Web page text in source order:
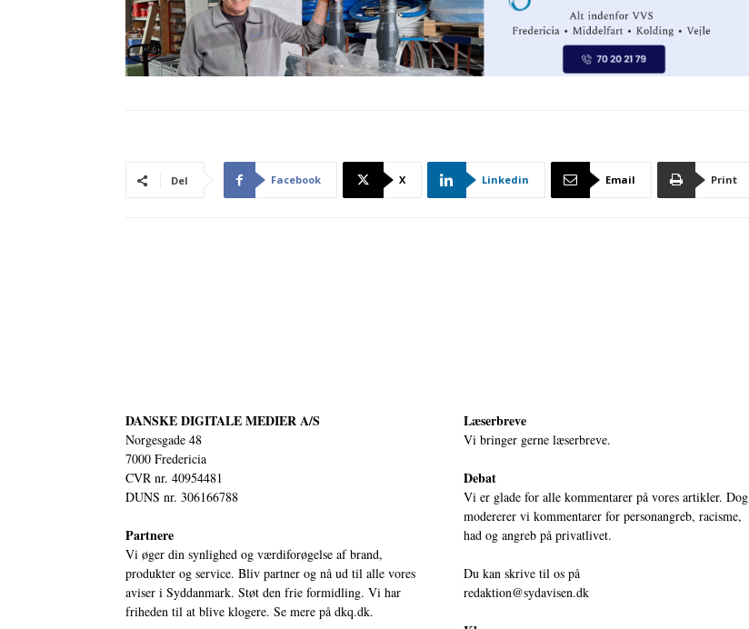
Del Facebook X Linkedin Email Print
DANSKE DIGITALE MEDIER A/S
Norgesgade 48
7000 Fredericia
CVR nr. 40954481
DUNS nr. 306166788
Partnere
Vi øger din synlighed og værdiforøgelse af brand,
produkter og service. Bliv partner og nå ud til alle vores
aviser i Syddanmark. Støt den frie formidling. Vi har
friheden til at blive klogere. Se mere på dkq.dk.
Læserbreve
Vi bringer gerne læserbreve.
Debat
Vi er glade for alle kommentarer på vores artikler. Dog
modererer vi kommentarer for personangreb, racisme,
had og angreb på privatlivet.
Du kan skrive til os på
redaktion@sydavisen.dk